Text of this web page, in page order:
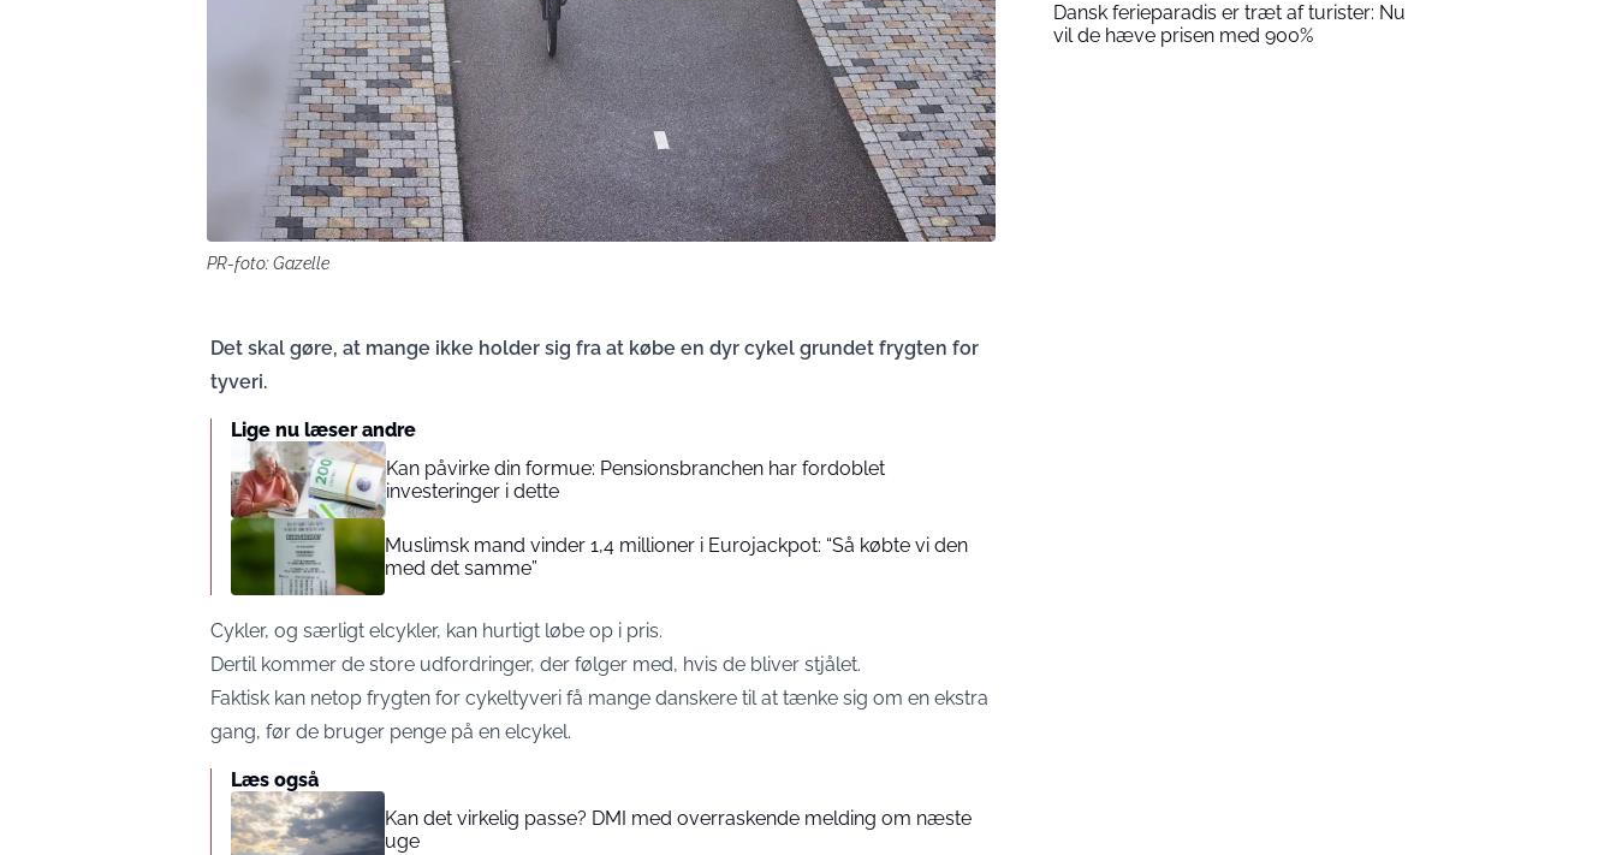
PR-foto: Gazelle
Det skal gøre, at mange ikke holder sig fra at købe en dyr cykel grundet frygten for
tyveri.
Lige nu læser andre
Kan påvirke din formue: Pensionsbranchen har fordoblet
investeringer i dette
Muslimsk mand vinder 1,4 millioner i Eurojackpot: “Så købte vi den
med det samme”
Cykler, og særligt elcykler, kan hurtigt løbe op i pris.
Dertil kommer de store udfordringer, der følger med, hvis de bliver stjålet.
Faktisk kan netop frygten for cykeltyveri få mange danskere til at tænke sig om en ekstra
gang, før de bruger penge på en elcykel.
Læs også
Kan det virkelig passe? DMI med overraskende melding om næste
uge
Dansk ferieparadis er træt af turister: Nu
vil de hæve prisen med 900%